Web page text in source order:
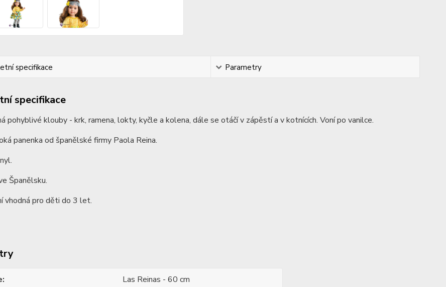
specifikace Parametry
specifikace
pohyblivé klouby - krk, ramena, lokty, kyčle a kolena, dále se otáčí v zápěstí a v kotnících. Voní po vanilce.
panenka od španělské firmy Paola Reina.
Španělsku.
vhodná pro děti do 3 let.
Las Reinas - 60 cm